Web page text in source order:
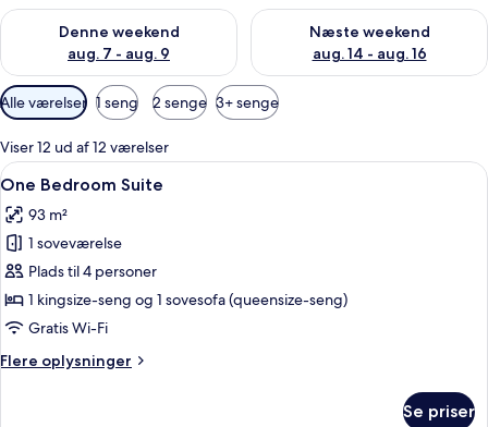
Denne weekend
aug. 7 - aug. 9
Tjek tilgængelighed for denne weekend aug. 7 - aug. 9
Næste weekend
aug. 14 - aug. 16
Tjek tilgængelighed for næste
Tilgængelige
filtre
for
værelser
Alle værelser 1 seng 2 senge 3+ senge
Viser 12 ud af 12 værelser
Indlæs
alle
billeder
af
One
Bedroom
Suite
En stue med en loftventilator, et
19
One Bedroom Suite
93 m²
1 soveværelse
Plads til 4 personer
1 kingsize-seng og 1 sovesofa (queensize-seng)
Gratis Wi-Fi
Flere oplysninger
Flere
Se priser